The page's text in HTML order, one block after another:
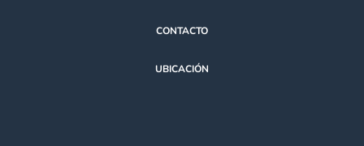
CONTACTO
UBICACIÓN